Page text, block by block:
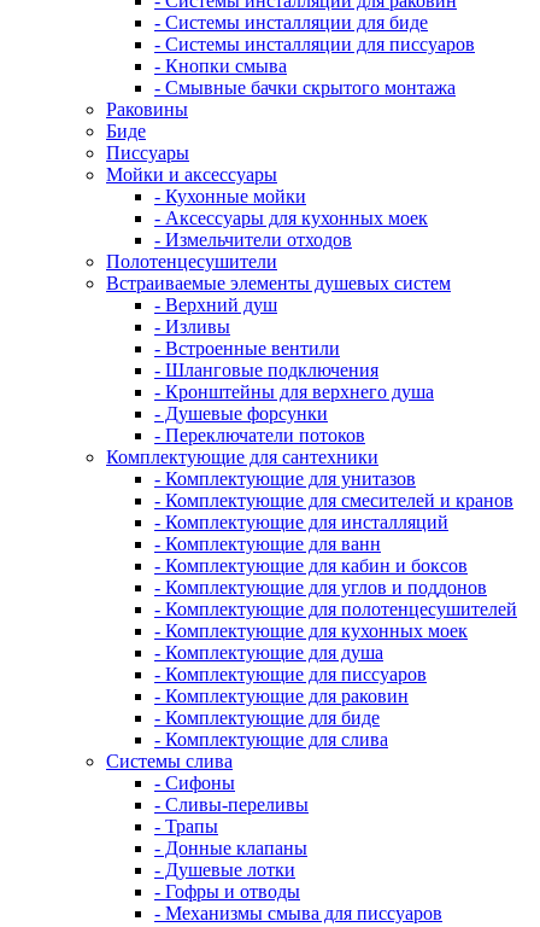
- Системы инсталляции для биде
- Системы инсталляции для писсуаров
- Кнопки смыва
- Смывные бачки скрытого монтажа
Раковины
Биде
Писсуары
Мойки и аксессуары
- Кухонные мойки
- Аксессуары для кухонных моек
- Измельчители отходов
Полотенцесушители
Встраиваемые элементы душевых систем
- Верхний душ
- Изливы
- Встроенные вентили
- Шланговые подключения
- Кронштейны для верхнего душа
- Душевые форсунки
- Переключатели потоков
Комплектующие для сантехники
- Комплектующие для унитазов
- Комплектующие для смесителей и кранов
- Комплектующие для инсталляций
- Комплектующие для ванн
- Комплектующие для кабин и боксов
- Комплектующие для углов и поддонов
- Комплектующие для полотенцесушителей
- Комплектующие для кухонных моек
- Комплектующие для душа
- Комплектующие для писсуаров
- Комплектующие для раковин
- Комплектующие для биде
- Комплектующие для слива
Системы слива
- Сифоны
- Сливы-переливы
- Трапы
- Донные клапаны
- Душевые лотки
- Гофры и отводы
- Механизмы смыва для писсуаров